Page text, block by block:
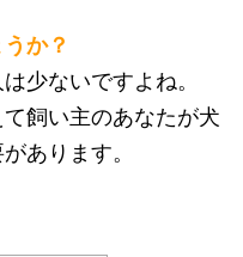
か？
少ないですよね。
飼い主のあなたが犬
あります。